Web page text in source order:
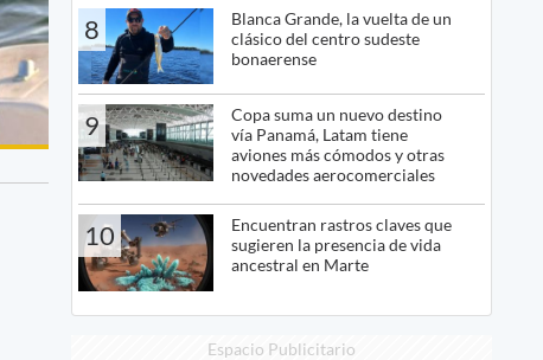
8
Blanca Grande, la vuelta de un
clásico del centro sudeste
bonaerense
9
Copa suma un nuevo destino
vía Panamá, Latam tiene
aviones más cómodos y otras
novedades aerocomerciales
10
Encuentran rastros claves que
sugieren la presencia de vida
ancestral en Marte
Espacio Publicitario